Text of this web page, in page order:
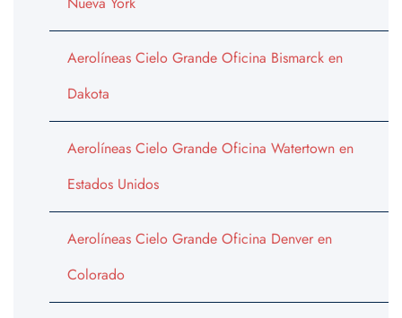
Aerolíneas Cielo Grande Oficina Bismarck en
Dakota
Aerolíneas Cielo Grande Oficina Watertown en
Estados Unidos
Aerolíneas Cielo Grande Oficina Denver en
Colorado